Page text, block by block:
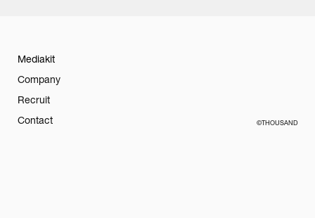
©THOUSAND
Mediakit
Company
Recruit
Contact